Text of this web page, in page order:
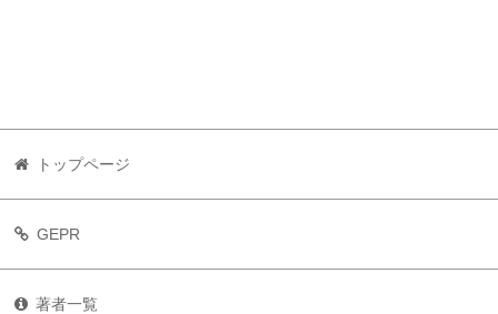
トップページ
GEPR
著者一覧